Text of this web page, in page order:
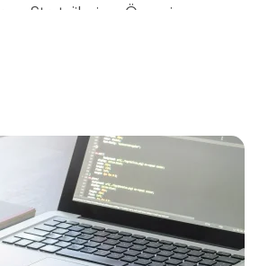
Stratejileri ve Önemi
Markanızı Yansıtan Güçlü Bir
Kullanıcı Deneyimini